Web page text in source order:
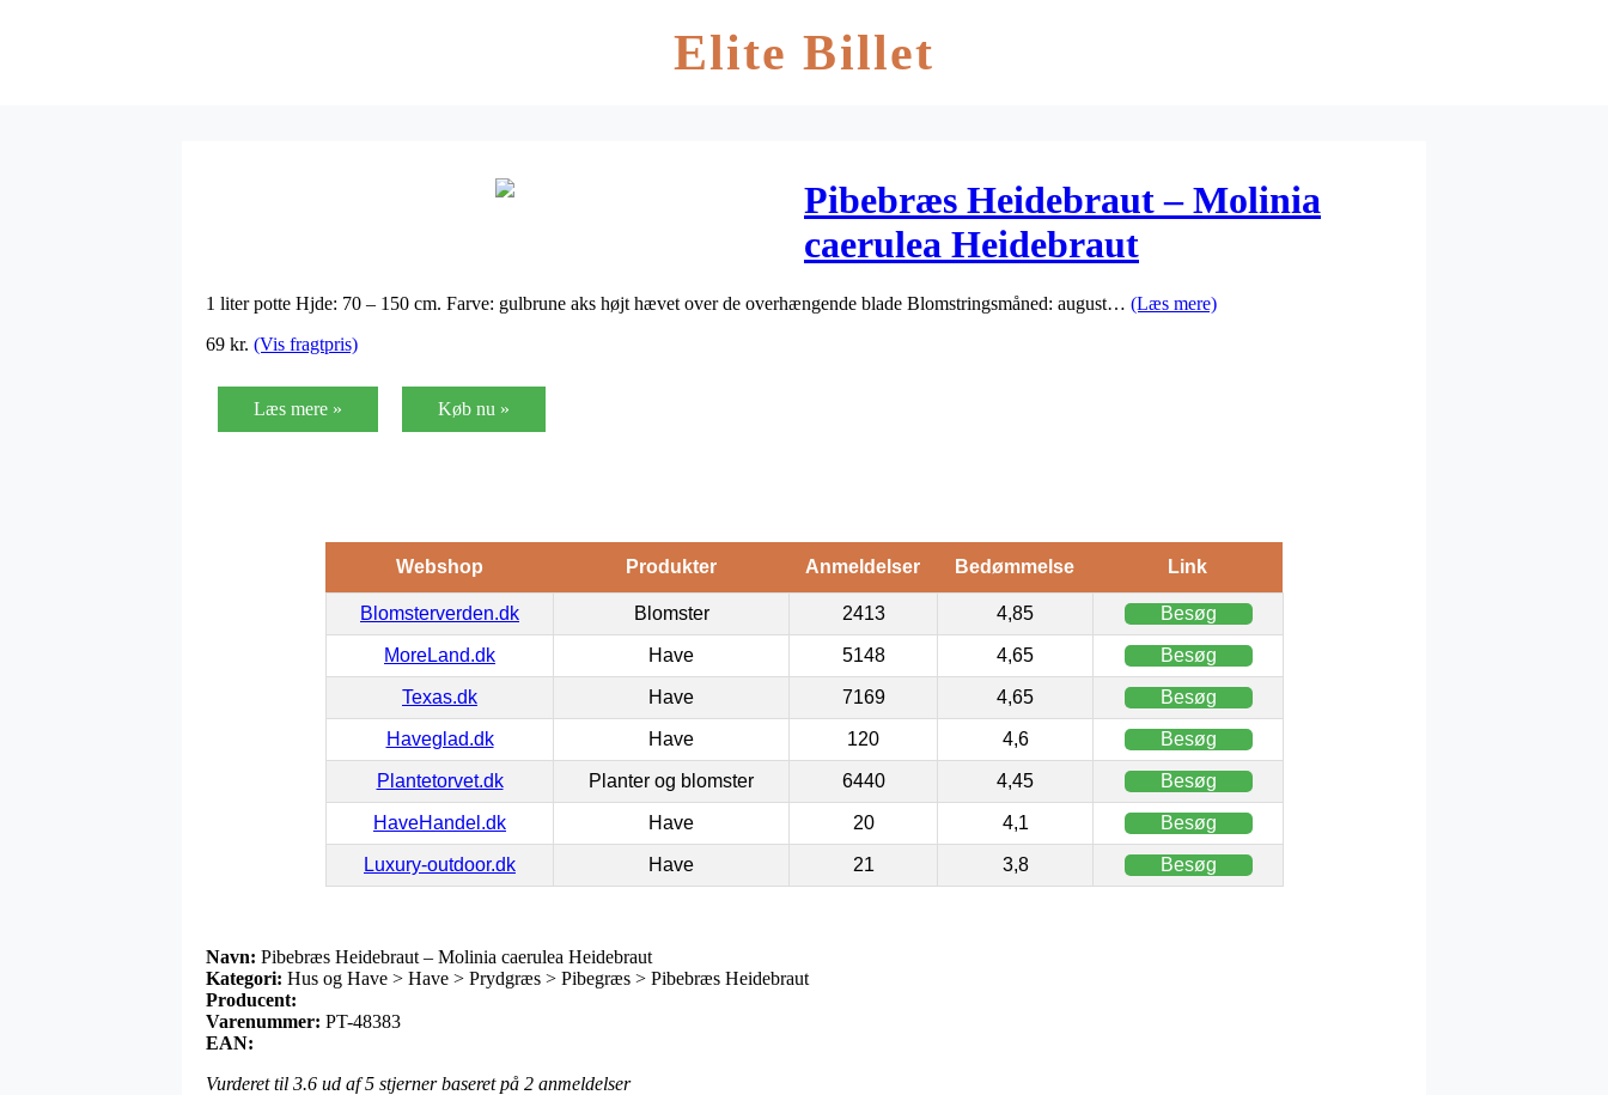
Elite Billet
Pibebræs Heidebraut – Molinia
caerulea Heidebraut
1 liter potte Hjde: 70 – 150 cm. Farve: gulbrune aks højt hævet over de overhængende blade Blomstringsmåned: august… (Læs mere)
69 kr. (Vis fragtpris)
Læs mere » Køb nu »
Webshop Produkter Anmeldelser Bedømmelse Link
Blomsterverden.dk Blomster 2413 4,85 Besøg
MoreLand.dk Have 5148 4,65 Besøg
Texas.dk Have 7169 4,65 Besøg
Haveglad.dk Have 120 4,6 Besøg
Plantetorvet.dk Planter og blomster 6440 4,45 Besøg
HaveHandel.dk Have 20 4,1 Besøg
Luxury-outdoor.dk Have 21 3,8 Besøg
Navn: Pibebræs Heidebraut – Molinia caerulea Heidebraut
Kategori: Hus og Have > Have > Prydgræs > Pibegræs > Pibebræs Heidebraut
Producent:
Varenummer: PT-48383
EAN:
Vurderet til 3.6 ud af 5 stjerner baseret på 2 anmeldelser